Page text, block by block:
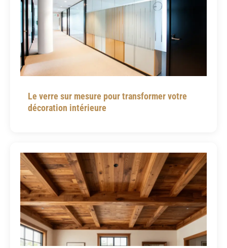
Le verre sur mesure pour transformer votre
décoration intérieure